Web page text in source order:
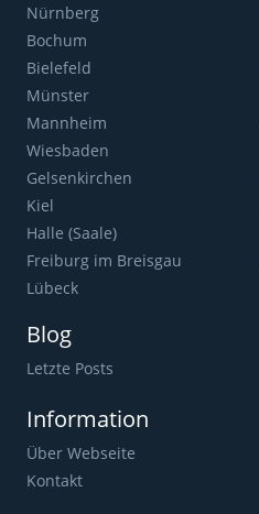
Nürnberg
Bochum
Bielefeld
Münster
Mannheim
Wiesbaden
Gelsenkirchen
Kiel
Halle (Saale)
Freiburg im Breisgau
Lübeck
Blog
Letzte Posts
Information
Über Webseite
Kontakt